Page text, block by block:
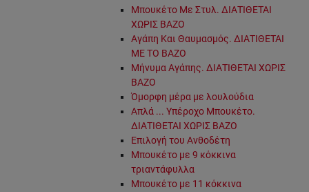
Μπουκέτο Με Στυλ. ΔΙΑΤΙΘΕΤΑΙ
ΧΩΡΙΣ ΒΑΖΟ
Αγάπη Και Θαυμασμός. ΔΙΑΤΙΘΕΤΑΙ
ΜΕ ΤΟ ΒΑΖΟ
Μήνυμα Αγάπης. ΔΙΑΤΙΘΕΤΑΙ ΧΩΡΙΣ
ΒΑΖΟ
Όμορφη μέρα με λουλούδια
Απλά ... Υπέροχο Μπουκέτο.
ΔΙΑΤΙΘΕΤΑΙ ΧΩΡΙΣ ΒΑΖΟ
Επιλογή του Ανθοδέτη
Μπουκέτο με 9 κόκκινα
τριαντάφυλλα
Μπουκέτο με 11 κόκκινα